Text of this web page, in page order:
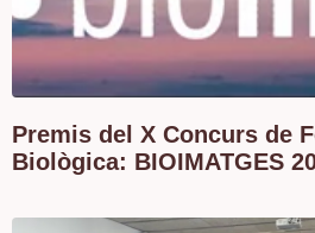
Premis del X Concurs de
Biològica: BIOIMATGES